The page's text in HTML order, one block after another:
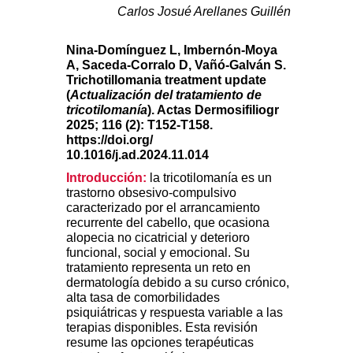
Carlos Josué Arellanes Guillén
Nina-Domínguez L, Imbernón-Moya
A, Saceda-Corralo D, Vañó-Galván S.
Trichotillomania treatment update
(Actualización del tratamiento de
tricotilomanía). Actas Dermosifiliogr
2025; 116 (2): T152-T158.
https://doi.org/
10.1016/j.ad.2024.11.014
Introducción: la tricotilomanía es un
trastorno obsesivo-compulsivo
caracterizado por el arrancamiento
recurrente del cabello, que ocasiona
alopecia no cicatricial y deterioro
funcional, social y emocional. Su
tratamiento representa un reto en
dermatología debido a su curso crónico,
alta tasa de comorbilidades
psiquiátricas y respuesta variable a las
terapias disponibles. Esta revisión
resume las opciones terapéuticas